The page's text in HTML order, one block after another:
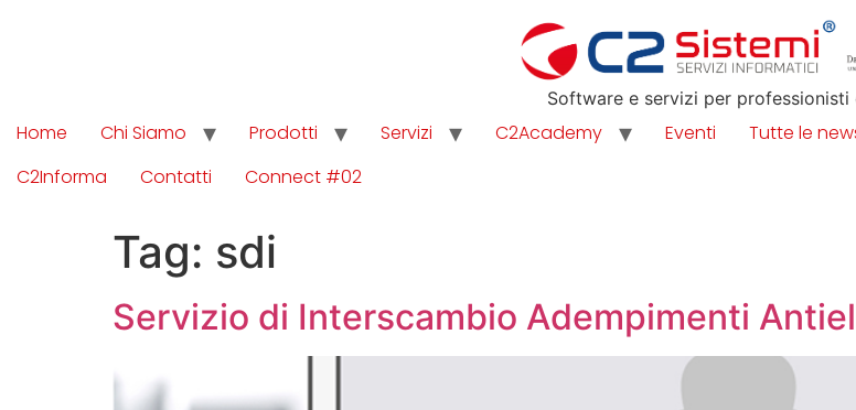
Software e servizi per professionisti
Home Chi Siamo Prodotti Servizi C2Academy Eventi Tutte le
C2Informa
Contatti Connect #02
Tag: sdi
Servizio di Interscambio Adempimenti